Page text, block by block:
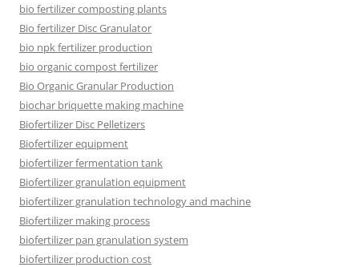
bio fertilizer composting plants
Bio fertilizer Disc Granulator
bio npk fertilizer production
bio organic compost fertilizer
Bio Organic Granular Production
biochar briquette making machine
Biofertilizer Disc Pelletizers
Biofertilizer equipment
biofertilizer fermentation tank
Biofertilizer granulation equipment
biofertilizer granulation technology and machine
Biofertilizer making process
biofertilizer pan granulation system
biofertilizer production cost